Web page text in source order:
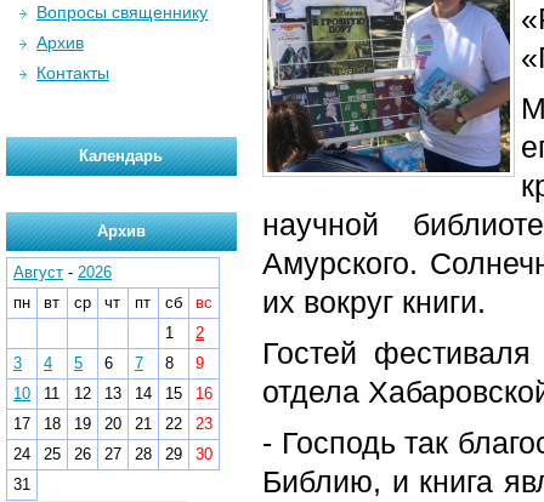
научной
Амурского.
их вокруг книги.
Гостей фестиваля
отдела
- Господь так
Библию, и книга
Вопросы священнику
Архив
Контакты
Календарь
Архив
Август - 2026
пн
вт ср чт пт сб
вс
1
2
3
4 5 6 7 8
9
10
11 12 13 14 15
16
17
18 19 20 21 22
23
24
25 26 27 28 29
30
31